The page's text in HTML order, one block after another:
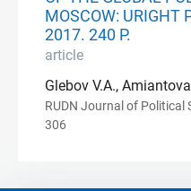
MOSCOW: URIGHT
2017. 240 P.
article
Glebov V.A.,
RUDN Journal of Political
306